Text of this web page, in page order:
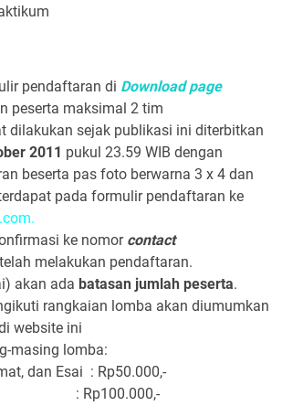
pendaftaran di Download page
peserta maksimal 2 tim
dilakukan sejak publikasi ini diterbitkan
2011 pukul 23.59 WIB dengan
beserta pas foto berwarna 3 x 4 dan
pada formulir pendaftaran ke
.
ke nomor contact
melakukan pendaftaran.
akan ada batasan jumlah peserta.
rangkaian lomba akan diumumkan
website ini
masing lomba:
dan Esai : Rp50.000,-
: Rp100.000,-